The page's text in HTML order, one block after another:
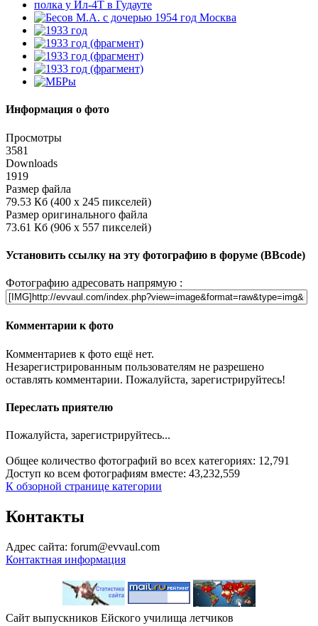
Информация о фото
Просмотры
3581
Downloads
1919
Размер файла
79.53 Кб (400 x 245 пикселей)
Размер оригинального файла
73.61 Кб (906 x 557 пикселей)
Установить ссылку на эту фотографию в форуме (BBcode)
Фотографию адресовать напрямую :
Комментарии к фото
Комментариев к фото ещё нет.
Незарегистрированным пользователям не разрешено
оставлять комментарии. Пожалуйста, зарегистрируйтесь!
Переслать приятелю
Пожалуйста, зарегистрируйтесь...
Общее количество фотографий во всех категориях: 12,791
Доступ ко всем фотографиям вместе: 43,232,559
К обзорной странице категории
Контакты
Адрес сайта: forum@evvaul.com
Контактная информация
Сайт выпускников Ейского училища летчиков